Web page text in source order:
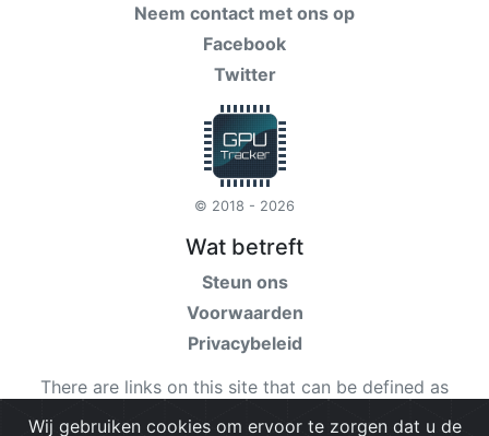
Neem contact met ons op
Facebook
Twitter
© 2018 - 2026
Wat betreft
Steun ons
Voorwaarden
Privacybeleid
There are links on this site that can be defined as
Wij gebruiken cookies om ervoor te zorgen dat u de